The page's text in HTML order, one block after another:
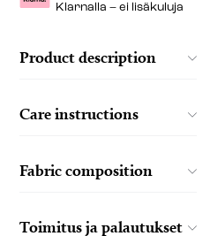
Klarnalla – ei lisäkuluja
Product description
Care instructions
Fabric composition
Toimitus ja palautukset